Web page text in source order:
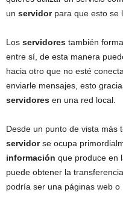
un servidorpara que esto se
Los servidores también
entre sí, de esta manera
hacia otro que no esté
enviarle mensajes, esto
servidores en una red local.
Desde un punto de vista más
servidorse ocupa
información que produce en
puede obtener la
podría ser una páginas web